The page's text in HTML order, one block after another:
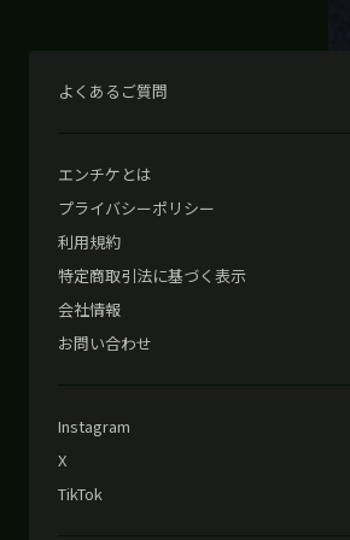
よくあるご質問
エンチケとは
プライバシーポリシー
利用規約
特定商取引法に基づく表示
会社情報
お問い合わせ
Instagram
X
TikTok